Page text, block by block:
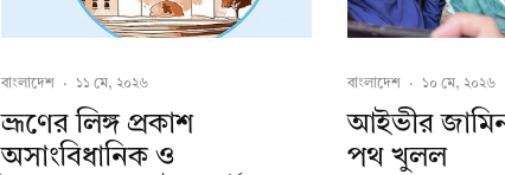
বাংলাদেশ · ১১ মে, ২০২৬
ভ্রূণের লিঙ্গ প্রকাশ
অসাংবিধানিক ও
বাংলাদেশ · ১০ মে, ২০২৬
আইভীর
পথ খুলল